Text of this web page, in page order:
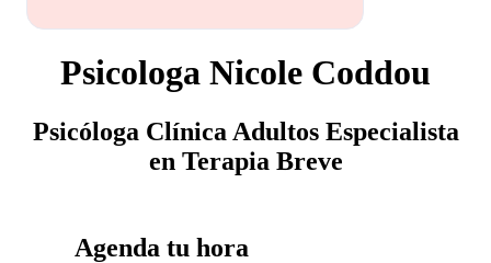
Psicologa Nicole Coddou
Psicóloga Clínica Adultos Especialista
en Terapia Breve
Agenda tu hora